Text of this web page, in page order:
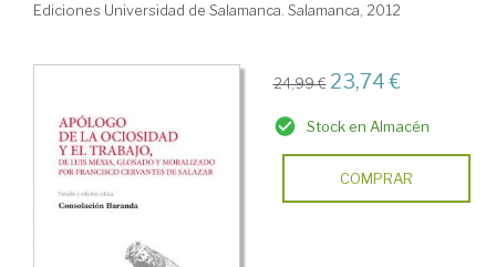
Ediciones Universidad de Salamanca. Salamanca, 2012
24,99 € 23,74 €
Stock en Almacén
COMPRAR